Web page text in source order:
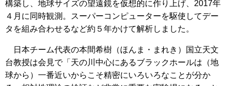
構築し、地球サイズの望遠鏡を仮想的に作り上げ、2017年
４月に同時観測。スーパーコンピューターを駆使してデー
タを組み合わせるなど約５年かけて解析しました。
日本チーム代表の本間希樹（ほんま・まれき）国立天文
台教授は会見で「天の川中心にあるブラックホールは（地
球から）一番近いからこそ精密にいろいろなことが分か